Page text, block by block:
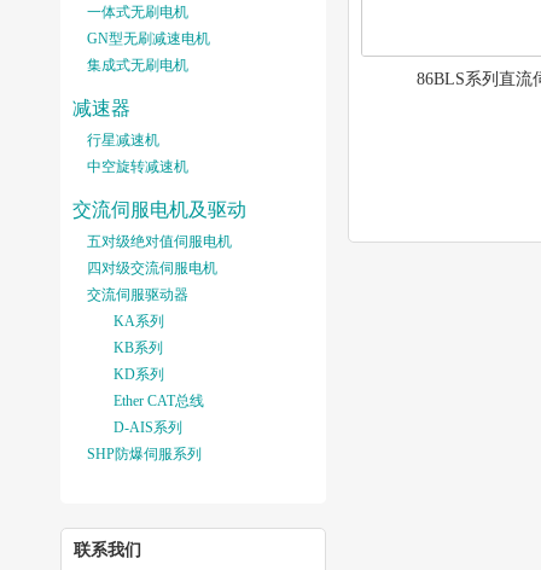
一体式无刷电机
GN型无刷减速电机
集成式无刷电机
减速器
行星减速机
中空旋转减速机
交流伺服电机及驱动
五对级绝对值伺服电机
四对级交流伺服电机
交流伺服驱动器
KA系列
KB系列
KD系列
Ether CAT总线
D-AIS系列
SHP防爆伺服系列
联系我们
86BLS系列直流